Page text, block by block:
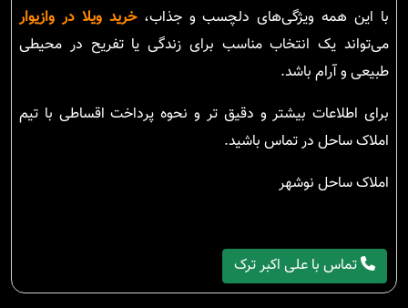
با این همه ویژگی‌های دلچسب و جذاب،خرید ویلا در وازیوار
می‌تواند یک انتخاب مناسب برای زندگی یا تفریح در محیطی
طبیعی و آرام باشد.
برای اطلاعات بیشتر و دقیق تر و نحوه پرداخت اقساطی با تیم
املاک ساحل در تماس باشید.
املاک ساحل نوشهر
تماس با علی اکبر ترک